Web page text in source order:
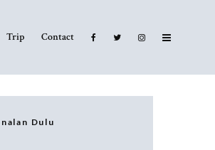
Trip Contact
Dulu